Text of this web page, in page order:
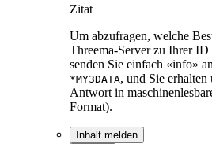
Zitat
Um abzufragen, welche
Threema-Server zu Ihrer ID
senden Sie einfach «info»
*MY3DATA, und Sie erhalten
Antwort in
Format).
Inhalt melden